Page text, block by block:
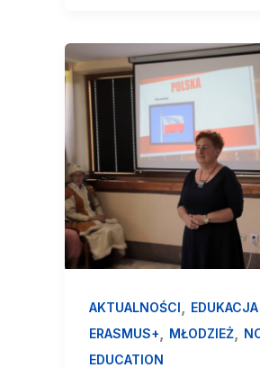
AKTUALNOŚCI
ERASMUS+ MŁODZIEŻ
EDUCATION